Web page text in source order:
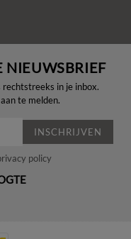
NIEUWSBRIEF
in je inbox.
te melden.
INSCHRIJVEN
policy